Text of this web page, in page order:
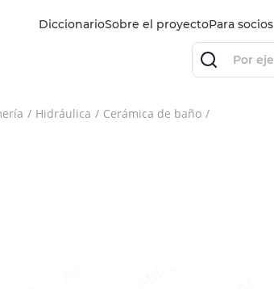
DiccionarioSobre el proyectoPara socios
Hidráulica Cerámica de baño